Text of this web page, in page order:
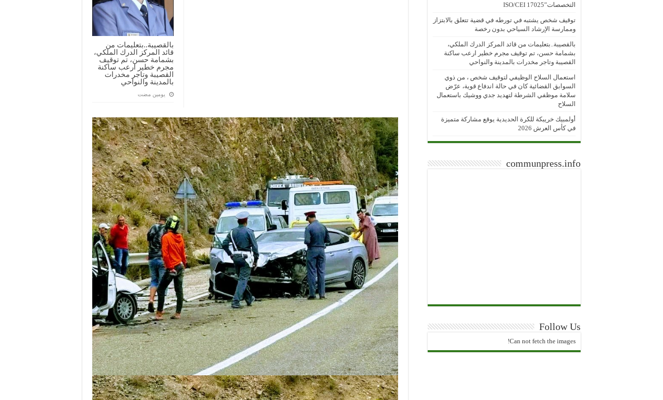
بالقصيبة..بتعليمات من
قائد المركز الدرك الملكي،
بشمامة حسن، تم توقيف
مجرم خطير ارعب ساكنة
القصيبة وتاجر مخدرات
بالمدينة والنواحي
‏يومين مضت
التخصصات”ISO/CEI 17025
توقيف شخص يشتبه في تورطه في قضية تتعلق بالابتزاز
وممارسة الإرشاد السياحي بدون رخصة
بالقصيبة..بتعليمات من قائد المركز الدرك الملكي،
بشمامة حسن، تم توقيف مجرم خطير ارعب ساكنة
القصيبة وتاجر مخدرات بالمدينة والنواحي
استعمال السلاح الوظيفي لتوقيف شخص ، من ذوي
السوابق القضائية كان في حالة اندفاع قوية، عرّض
سلامة موظفي الشرطة لتهديد جدي ووشيك باستعمال
السلاح
أولمبيك خريبكة للكرة الحديدية يوقع مشاركة متميزة
في كأس العرش 2026
communpress.info
Follow Us
Can not fetch the images!